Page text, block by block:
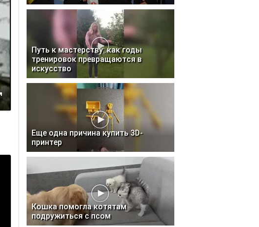
Путь к мастерству: как годы
тренировок превращаются в
искусство
Еще одна причина купить 3D-
принтер
Кошка помогла котятам
подружиться с псом